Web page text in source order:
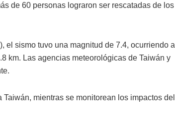
de 60 personas lograron ser rescatadas de los
el sismo tuvo una magnitud de 7.4, ocurriendo a
km. Las agencias meteorológicas de Taiwán y
mientras se monitorean los impactos del